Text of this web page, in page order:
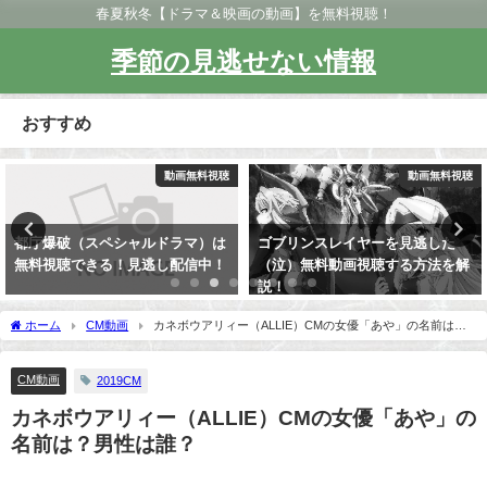
春夏秋冬【ドラマ＆映画の動画】を無料視聴！
季節の見逃せない情報
おすすめ
動画無料視聴
都庁爆破（スペシャルドラマ）は
無料視聴できる！見逃し配信中！
動画無料視聴
ゴブリンスレイヤーを見逃した
（泣）無料動画視聴する方法を解
説！
ホーム CM動画
カネボウアリィー（ALLIE）CMの女優「あや」の名前は？
男性は誰？
CM動画 2019CM
カネボウアリィー（ALLIE）CMの女優「あや」の
名前は？男性は誰？